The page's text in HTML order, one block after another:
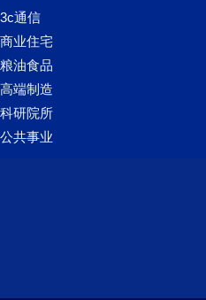
3c通信
商业住宅
粮油食品
高端制造
科研院所
公共事业